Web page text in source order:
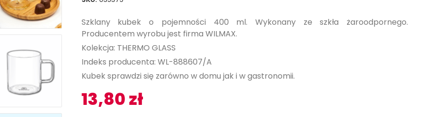
Szklany kubek o pojemności 400 ml. Wykonany ze szkła żaroodpornego.
Producentem wyrobu jest firma WILMAX.
Kolekcja: THERMO GLASS
Indeks producenta: WL-888607/A
Kubek sprawdzi się zarówno w domu jak i w gastronomii.
13,80zł